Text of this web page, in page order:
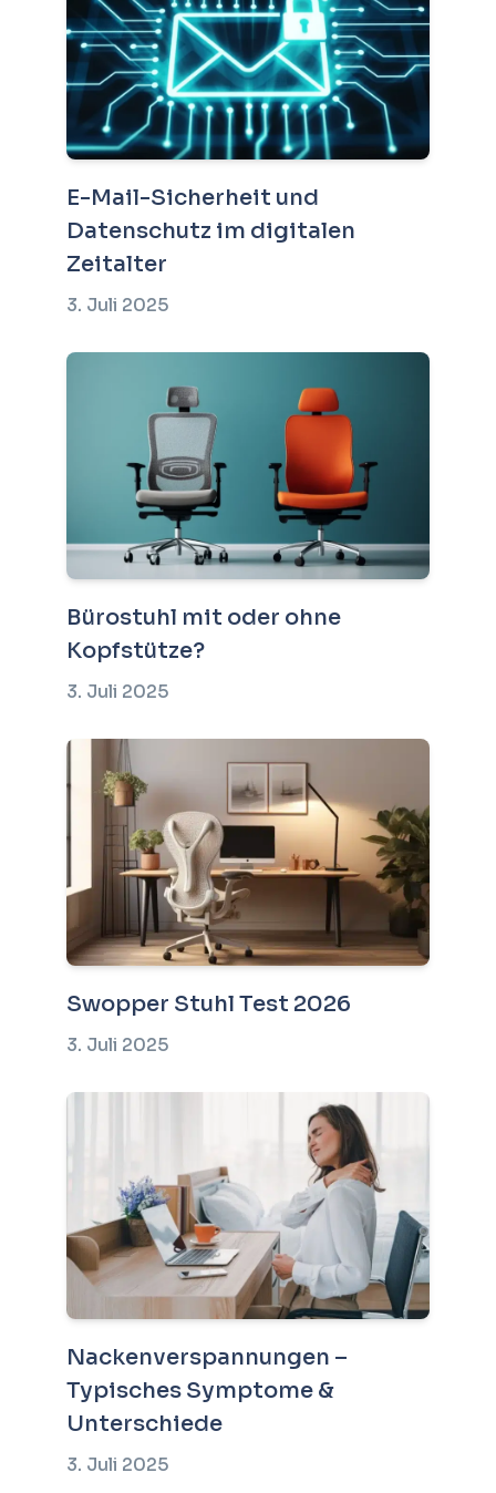
E-Mail-Sicherheit und
Datenschutz im digitalen
Zeitalter
3. Juli 2025
Bürostuhl mit oder ohne
Kopfstütze?
3. Juli 2025
Swopper Stuhl Test 2026
3. Juli 2025
Nackenverspannungen –
Typisches Symptome &
Unterschiede
3. Juli 2025